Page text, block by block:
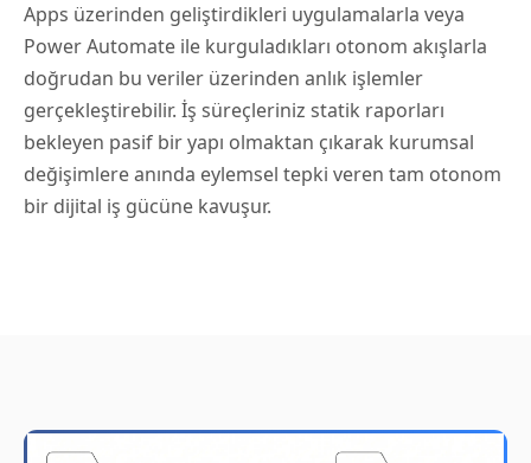
Apps üzerinden geliştirdikleri uygulamalarla veya
Power Automate ile kurguladıkları otonom akışlarla
doğrudan bu veriler üzerinden anlık işlemler
gerçekleştirebilir. İş süreçleriniz statik raporları
bekleyen pasif bir yapı olmaktan çıkarak kurumsal
değişimlere anında eylemsel tepki veren tam otonom
bir dijital iş gücüne kavuşur.